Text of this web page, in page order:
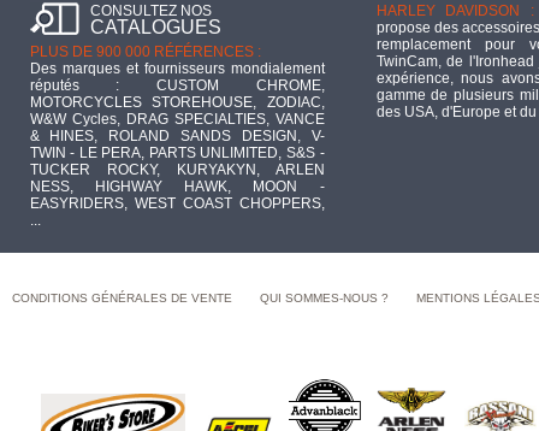
CONSULTEZ NOS
CATALOGUES
PLUS DE 900 000 RÉFÉRENCES :
Des marques et fournisseurs mondialement
réputés : CUSTOM CHROME,
MOTORCYCLES STOREHOUSE, ZODIAC,
W&W Cycles, DRAG SPECIALTIES, VANCE
& HINES, ROLAND SANDS DESIGN, V-
TWIN - LE PERA, PARTS UNLIMITED, S&S -
TUCKER ROCKY, KURYAKYN, ARLEN
NESS, HIGHWAY HAWK, MOON -
EASYRIDERS, WEST COAST CHOPPERS,
...
HARLEY DAVIDSON :
propose des
remplacement pour
TwinCam, de
expérience, nous
gamme de plusieurs
des USA, d'Europe et
CONDITIONS GÉNÉRALES DE VENTE QUI SOMMES-NOUS ? MENTIONS